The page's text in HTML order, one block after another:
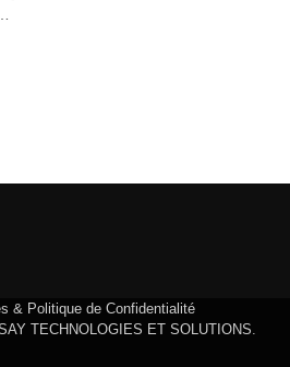
& Politique de Confidentialité
TECHNOLOGIES ET SOLUTIONS